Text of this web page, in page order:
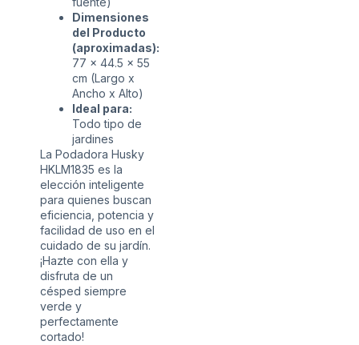
Dimensiones
del Producto
(aproximadas):
77 x 44.5 x 55
cm (Largo x
Ancho x Alto)
Ideal para:
Todo tipo de
jardines
La Podadora Husky
HKLM1835 es la
elección inteligente
para quienes buscan
eficiencia, potencia y
facilidad de uso en el
cuidado de su jardín.
¡Hazte con ella y
disfruta de un
césped siempre
verde y
perfectamente
cortado!